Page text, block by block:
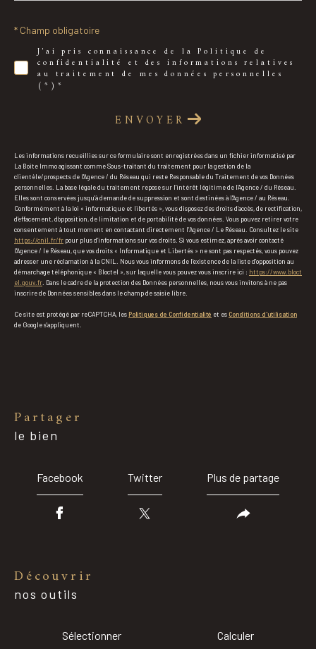
J'ai pris connaissance de la Politique de
confidentialité et des informations relatives
au traitement de mes données personnelles
(*)*
* Champ obligatoire
ENVOYER
Les informations recueillies sur ce formulaire sont enregistrées dans un fichier informatisé par
La Boite Immo agissant comme Sous-traitant du traitement pour la gestion de la
clientèle/prospects de l'Agence / du Réseau qui reste Responsable du Traitement de vos Données
personnelles. La base légale du traitement repose sur l'intérêt légitime de l'Agence / du Réseau.
Elles sont conservées jusqu'à demande de suppression et sont destinées à l'Agence / au Réseau.
Conformément à la loi « informatique et libertés », vous disposez des droits d’accès, de rectification,
d’effacement, d’opposition, de limitation et de portabilité de vos données. Vous pouvez retirer votre
consentement à tout moment en contactant directement l’Agence / Le Réseau. Consultez le site
https://cnil.fr/fr pour plus d’informations sur vos droits. Si vous estimez, après avoir contacté
l'Agence / le Réseau, que vos droits « Informatique et Libertés » ne sont pas respectés, vous pouvez
adresser une réclamation à la CNIL. Nous vous informons de l’existence de la liste d'opposition au
démarchage téléphonique « Bloctel », sur laquelle vous pouvez vous inscrire ici : https://www.bloct
el.gouv.fr . Dans le cadre de la protection des Données personnelles, nous vous invitons à ne pas
inscrire de Données sensibles dans le champ de saisie libre.
Ce site est protégé par reCAPTCHA, les Politiques de Confidentialité et es Conditions d'utilisation
de Google s'appliquent.
partager
le bien
Facebook Twitter Plus de partage
découvrir
nos outils
Sélectionner Calculer